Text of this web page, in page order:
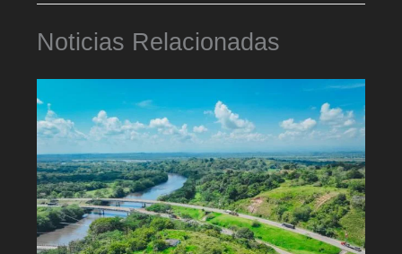
Noticias Relacionadas